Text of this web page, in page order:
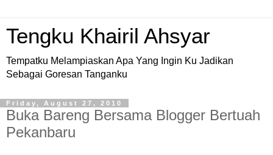
Tengku Khairil Ahsyar
Tempatku Melampiaskan Apa Yang Ingin Ku Jadikan
Sebagai Goresan Tanganku
Friday, August 27, 2010
Buka Bareng Bersama Blogger Bertuah
Pekanbaru